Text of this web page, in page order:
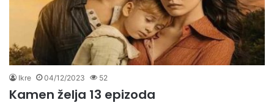
Ikre 04/12/2023 52
Kamen želja 13 epizoda